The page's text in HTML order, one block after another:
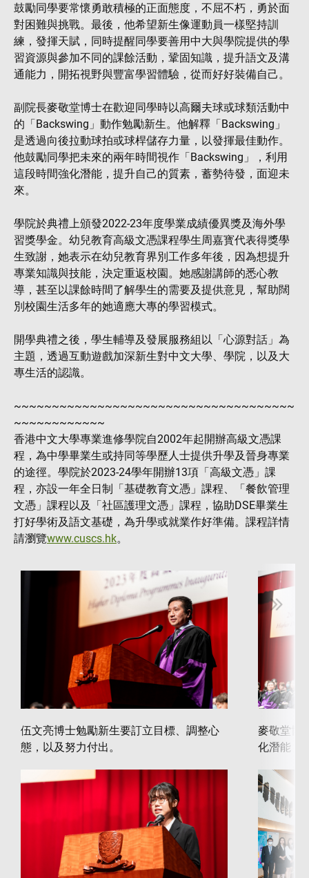
鼓勵同學要常懷勇敢積極的正面態度，不屈不朽，勇於面
對困難與挑戰。最後，他希望新生像運動員一樣堅持訓
練，發揮天賦，同時提醒同學要善用中大與學院提供的學
習資源與參加不同的課餘活動，鞏固知識，提升語文及溝
通能力，開拓視野與豐富學習體驗，從而好好裝備自己。
副院長麥敬堂博士在歡迎同學時以高爾夫球或球類活動中
的「Backswing」動作勉勵新生。他解釋「Backswing」
是透過向後拉動球拍或球桿儲存力量，以發揮最佳動作。
他鼓勵同學把未來的兩年時間視作「Backswing」，利用
這段時間強化潛能，提升自己的質素，蓄勢待發，面迎未
來。
學院於典禮上頒發2022-23年度學業成績優異獎及海外學
習獎學金。幼兒教育高級文憑課程學生周嘉寳代表得獎學
生致謝，她表示在幼兒教育界別工作多年後，因為想提升
專業知識與技能，決定重返校園。她感謝講師的悉心教
導，甚至以課餘時間了解學生的需要及提供意見，幫助闊
別校園生活多年的她適應大專的學習模式。
開學典禮之後，學生輔導及發展服務組以「心源對話」為
主題，透過互動遊戲加深新生對中文大學、學院，以及大
專生活的認識。
~~~~~~~~~~~~~~~~~~~~~~~~~~~~~~~~~~~~~
~~~~~~~~~~~~
香港中文大學專業進修學院自2002年起開辦高級文憑課
程，為中學畢業生或持同等學歷人士提供升學及晉身專業
的途徑。學院於2023-24學年開辦13項「高級文憑」課
程，亦設一年全日制「基礎教育文憑」課程、「餐飲管理
文憑」課程以及「社區護理文憑」課程，協助DSE畢業生
打好學術及語文基礎，為升學或就業作好準備。課程詳情
請瀏覽www.cuscs.hk。
伍文亮博士勉勵新生要訂立目標、調整心
態，以及努力付出。
麥敬堂博
化潛能，